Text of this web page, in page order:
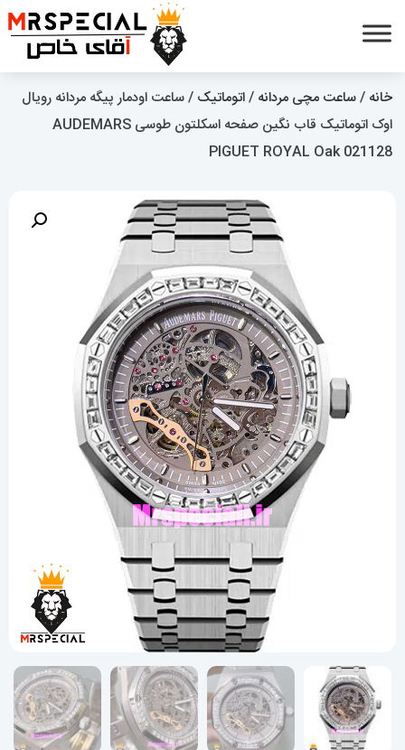
خانه /ساعت مچی مردانه /اتوماتیک / ساعت اودمار پیگه مردانه رویال
اوک اتوماتیک قاب نگین صفحه اسکلتون طوسی AUDEMARS
PIGUET ROYAL Oak 021128